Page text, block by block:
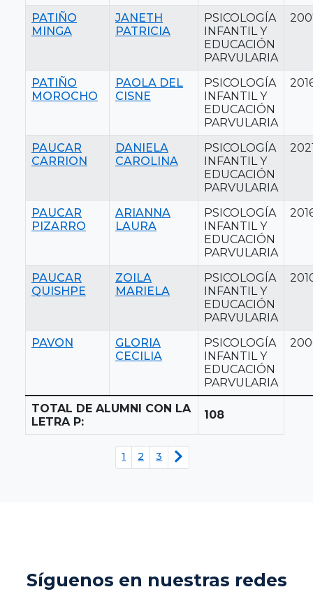
PATIÑO
MINGA
JANETH
PATRICIA
PSICOLOGÍA
INFANTIL Y
EDUCACIÓN
PARVULARIA
PATIÑO
MOROCHO
PAOLA DEL
CISNE
PSICOLOGÍA
INFANTIL Y
EDUCACIÓN
PARVULARIA
PAUCAR
CARRION
DANIELA
CAROLINA
PSICOLOGÍA
INFANTIL Y
EDUCACIÓN
PARVULARIA
PAUCAR
PIZARRO
ARIANNA
LAURA
PSICOLOGÍA
INFANTIL Y
EDUCACIÓN
PARVULARIA
PAUCAR
QUISHPE
ZOILA
MARIELA
PSICOLOGÍA
INFANTIL Y
EDUCACIÓN
PARVULARIA
PAVON
GLORIA
CECILIA
PSICOLOGÍA
INFANTIL Y
EDUCACIÓN
PARVULARIA
TOTAL DE ALUMNI CON LA
LETRA P:
108
1 2 3
Síguenos en nuestras redes